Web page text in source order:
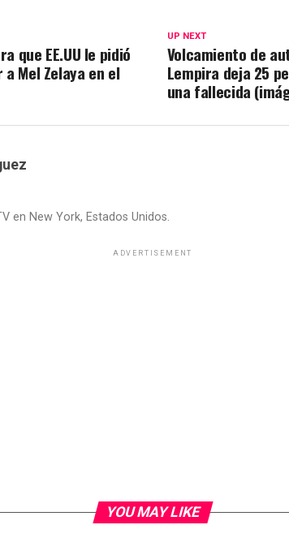
UP NEXT
Volcamiento de
Lempira deja 25
una fallecida
que EE.UU le pidió
Mel Zelaya en el
en New York, Estados Unidos.
ADVERTISEMENT
YOU MAY LIKE